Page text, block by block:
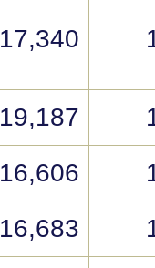
17,340
19,187
16,606
16,683